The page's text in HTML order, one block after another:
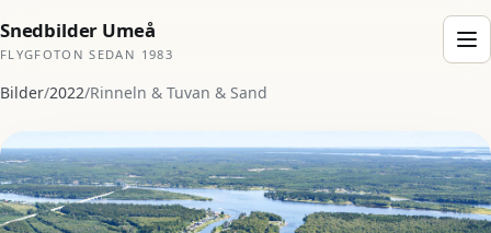
Snedbilder Umeå
FLYGFOTON SEDAN 1983
Bilder/2022/Rinneln & Tuvan & Sand